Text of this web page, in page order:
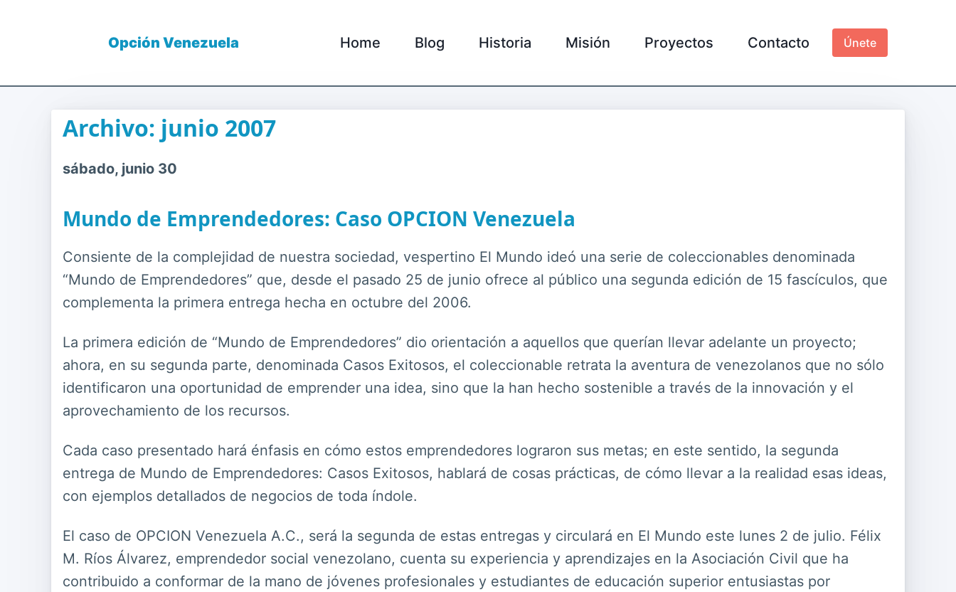
Opción Venezuela Home Blog Historia Misión Proyectos Contacto Únete
Archivo: junio 2007
sábado, junio 30
Mundo de Emprendedores: Caso OPCION Venezuela
Consiente de la complejidad de nuestra sociedad, vespertino El Mundo ideó una serie de coleccionables denominada
“Mundo de Emprendedores” que, desde el pasado 25 de junio ofrece al público una segunda edición de 15 fascículos, que
complementa la primera entrega hecha en octubre del 2006.
La primera edición de “Mundo de Emprendedores” dio orientación a aquellos que querían llevar adelante un proyecto;
ahora, en su segunda parte, denominada Casos Exitosos, el coleccionable retrata la aventura de venezolanos que no sólo
identificaron una oportunidad de emprender una idea, sino que la han hecho sostenible a través de la innovación y el
aprovechamiento de los recursos.
Cada caso presentado hará énfasis en cómo estos emprendedores lograron sus metas; en este sentido, la segunda
entrega de Mundo de Emprendedores: Casos Exitosos, hablará de cosas prácticas, de cómo llevar a la realidad esas ideas,
con ejemplos detallados de negocios de toda índole.
El caso de OPCION Venezuela A.C., será la segunda de estas entregas y circulará en El Mundo este lunes 2 de julio. Félix
M. Ríos Álvarez, emprendedor social venezolano, cuenta su experiencia y aprendizajes en la Asociación Civil que ha
contribuido a conformar de la mano de jóvenes profesionales y estudiantes de educación superior entusiastas por